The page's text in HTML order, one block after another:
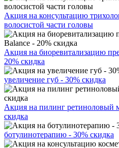
Акция на консультацию
волосистой части головы
Акция на биоревитализацию
20% скидка
увеличение губ - 30% скидка
Акция на пилинг ретиноловый
скидка
ботулинотерапию - 30% скидка